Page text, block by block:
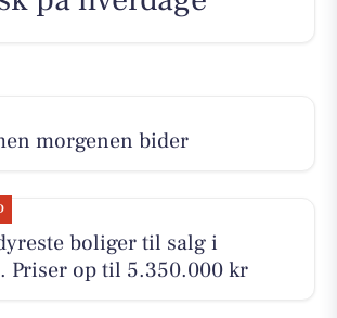
morgenen bider
boliger til salg i
Priser op til 5.350.000 kr